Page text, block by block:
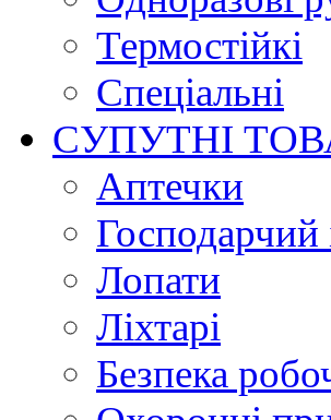
Термостійкі
Спеціальні
СУПУТНІ
Аптечки
Господарчий
Лопати
Ліхтарі
Безпека